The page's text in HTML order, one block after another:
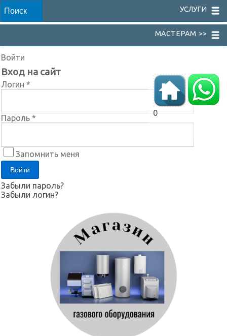
УСЛУГИ
МАСТЕРАМ >>
0
Войти
Вход на сайт
Логин *
Пароль *
Запомнить меня
Забыли пароль?
Забыли логин?